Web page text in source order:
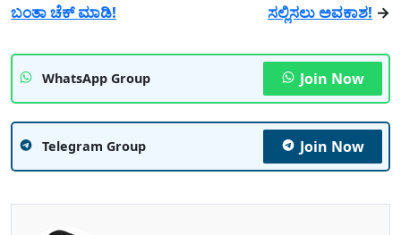
ಬಂತಾ ಚೆಕ್ ಮಾಡಿ!
ಸಲ್ಲಿಸಲು ಅವಕಾಶ! →
WhatsApp Group Join Now
Telegram Group Join Now